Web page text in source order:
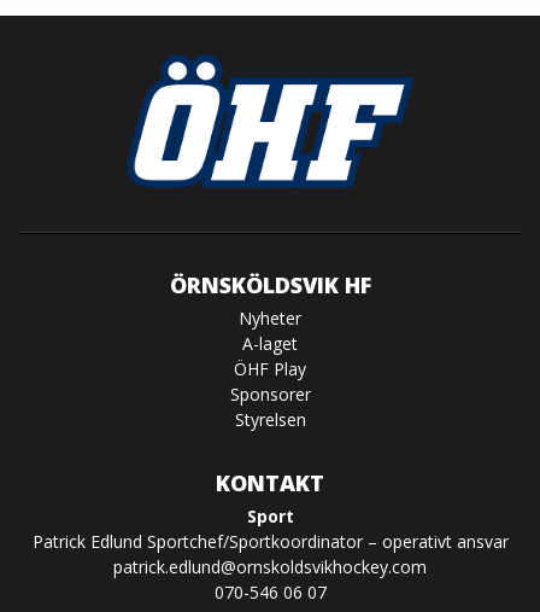
ÖRNSKÖLDSVIK HF
Nyheter
A-laget
ÖHF Play
Sponsorer
Styrelsen
KONTAKT
Sport
Patrick Edlund Sportchef/Sportkoordinator – operativt ansvar
patrick.edlund@ornskoldsvikhockey.com
070-546 06 07